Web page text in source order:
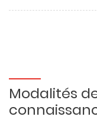
Modalités